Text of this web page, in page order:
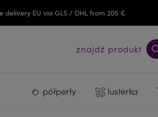
delivery EU via GLS / DHL from 205 €
znajdź produkt
półperły lusterka